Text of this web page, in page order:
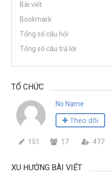
Bài viết
Bookmark
Tổng số câu hỏi
Tổng số câu trả lời
TỔ CHỨC
No Name
Theo dõi
151 17 477
XU HƯỚNG BÀI VIẾT